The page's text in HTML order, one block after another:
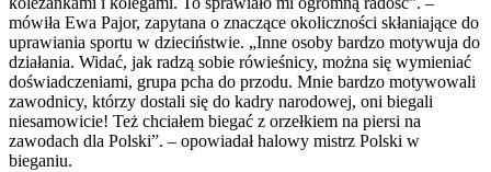
mówiła Ewa Pajor, zapytana o znaczące okoliczności skłaniające do
uprawiania sportu w dzieciństwie. „Inne osoby bardzo motywuja do
działania. Widać, jak radzą sobie rówieśnicy, można się wymieniać
doświadczeniami, grupa pcha do przodu. Mnie bardzo motywowali
zawodnicy, którzy dostali się do kadry narodowej, oni biegali
niesamowicie! Też chciałem biegać z orzełkiem na piersi na
zawodach dla Polski”. – opowiadał halowy mistrz Polski w
bieganiu.